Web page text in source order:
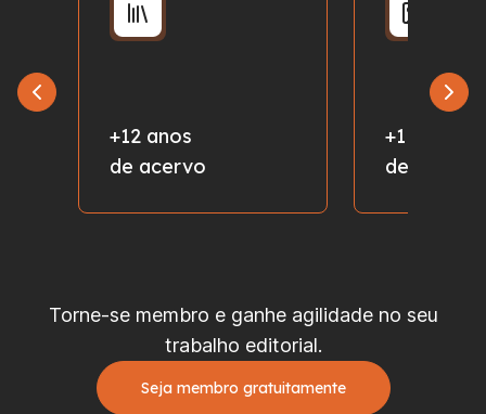
+12 anos
de acervo
+1 milhão
de fotos
Torne-se membro e ganhe agilidade no seu
trabalho editorial.
Seja membro gratuitamente